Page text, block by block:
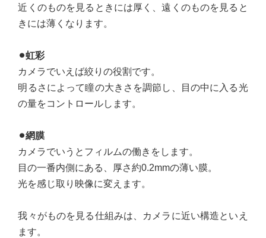
近くのものを見るときには厚く、遠くのものを見ると
きには薄くなります。
⚫︎虹彩
カメラでいえば絞りの役割です。
明るさによって瞳の大きさを調節し、目の中に入る光
の量をコントロールします。
⚫︎網膜
カメラでいうとフィルムの働きをします。
目の一番内側にある、厚さ約0.2mmの薄い膜。
光を感じ取り映像に変えます。
我々がものを見る仕組みは、カメラに近い構造といえ
ます。